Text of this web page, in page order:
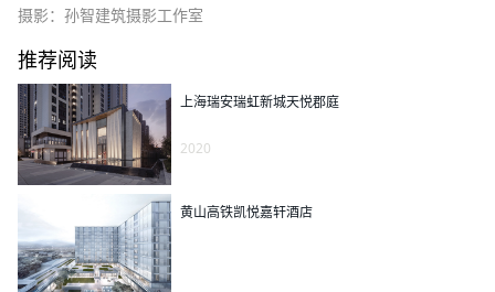
摄影：孙智建筑摄影工作室
推荐阅读
上海瑞安瑞虹新城天悦郡庭
2020
黄山高铁凯悦嘉轩酒店